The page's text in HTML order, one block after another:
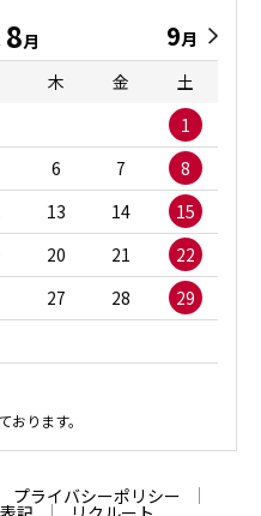
8月 9月
木 金
土
1
6 7
8
13 14
15
20 21
22
27 28
29
ります。
プライバシーポリシー